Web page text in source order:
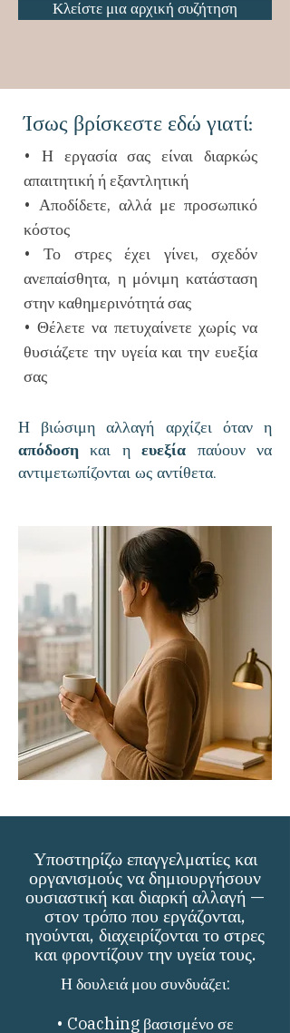
Κλείστε μια αρχική συζήτηση
Ίσως βρίσκεστε εδώ γιατί:
• Η εργασία σας είναι διαρκώς
απαιτητική ή εξαντλητική
• Αποδίδετε, αλλά με προσωπικό
κόστος
• Το στρες έχει γίνει, σχεδόν
ανεπαίσθητα, η μόνιμη κατάσταση
στην καθημερινότητά σας
• Θέλετε να πετυχαίνετε χωρίς να
θυσιάζετε την υγεία και την ευεξία
σας
Η βιώσιμη αλλαγή αρχίζει όταν η
απόδοσηκαι ηευεξία παύουν να
αντιμετωπίζονται ως αντίθετα.
Υποστηρίζω επαγγελματίες και
οργανισμούς να δημιουργήσουν
ουσιαστική και διαρκή αλλαγή —
στον τρόπο που εργάζονται,
ηγούνται, διαχειρίζονται το στρες
και φροντίζουν την υγεία τους.
Η δουλειά μου συνδυάζει:
• Coaching βασισμένο σε